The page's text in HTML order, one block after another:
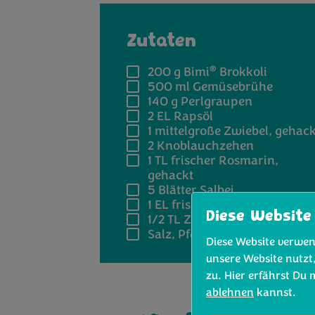
Zutaten
200 g Bimi® Brokkoli
500 ml Gemüsebrühe
140 g Perlgraupen
2 EL Rapsöl
1 mittelgroße Zwiebel,
2 Knoblauchzehen
1 TL frischer Rosmarin,
gehackt
5 Blätter Salbei
1 EL frischer Zitronensaft
1/2 TL Zucker
Salz, Pfeffer
Diese
Diese Website
unsere Website
zu. Hier erfährst Du
ablehnen kannst.